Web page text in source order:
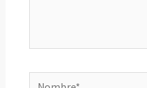
Nombre*